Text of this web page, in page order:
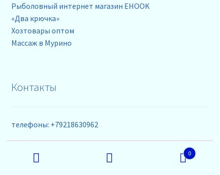
Рыболовный интернет магазин EHOOK
«Два крючка»
Хозтовары оптом
Массаж в Мурино
Контакты
телефоны: +79218630962
0